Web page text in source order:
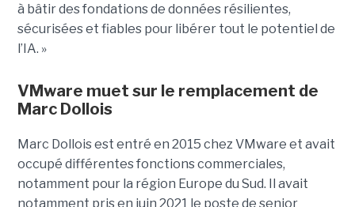
à bâtir des fondations de données résilientes,
sécurisées et fiables pour libérer tout le potentiel de
l’IA. »
VMware muet sur le remplacement de
Marc Dollois
Marc Dollois est entré en 2015 chez VMware et avait
occupé différentes fonctions commerciales,
notamment pour la région Europe du Sud. Il avait
notamment pris en juin 2021 le poste de senior